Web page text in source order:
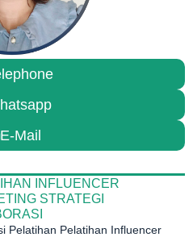
E-Mail
INFLUENCER
STRATEGI
Pelatihan Pelatihan Influencer